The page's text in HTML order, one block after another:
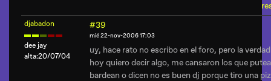
djabadon
dee jay
alta:20/07/04
#39
mié 22-nov-2006 17:03
uy, hace rato no escribo en el foro, pero la
hoy quiero decir algo, me cansaron los que
bardean o dicen no es buen dj porque tiro una